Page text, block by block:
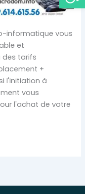
informatique vous
et
des tarifs
+
l'initiation à
vous
l'achat de votre